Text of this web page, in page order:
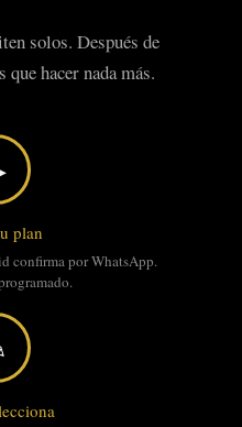
solos. Después de
hacer nada más.
plan
confirma por WhatsApp.